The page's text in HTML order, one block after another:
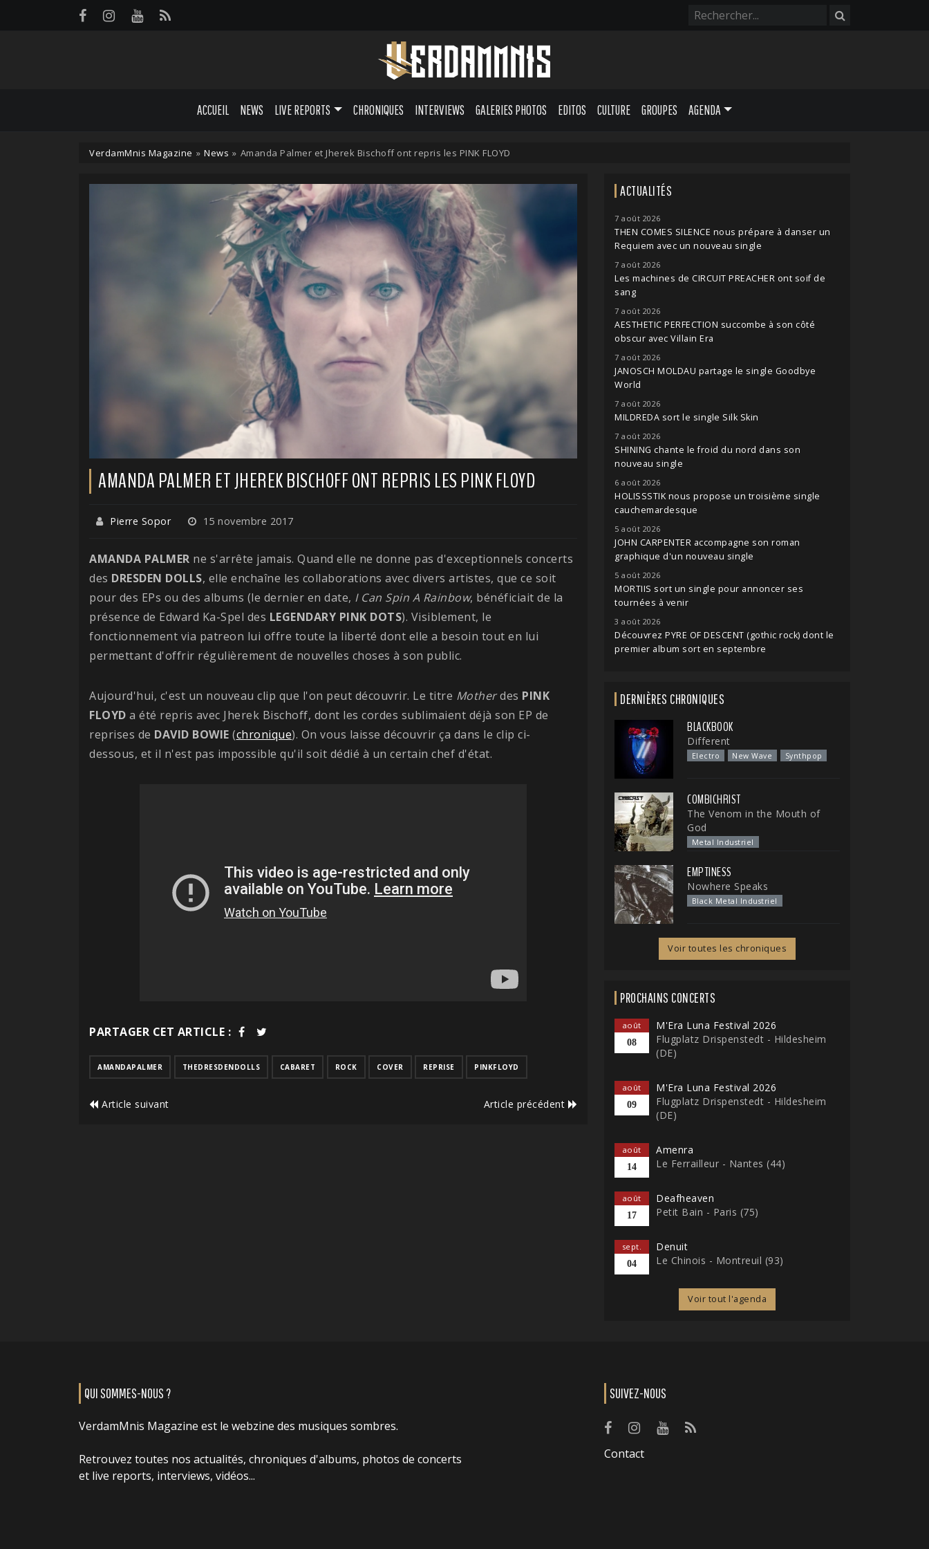
ACCUEIL NEWS LIVE REPORTS CHRONIQUES INTERVIEWS GALERIES PHOTOS EDITOS CULTURE GROUPES AGENDA
VerdamMnis Magazine » News » Amanda Palmer et Jherek Bischoff ont repris les PINK FLOYD
AMANDA PALMER ET JHEREK BISCHOFF ONT REPRIS LES PINK FLOYD
Pierre Sopor 15 novembre 2017
AMANDA PALMER ne s'arrête jamais. Quand elle ne donne pas d'exceptionnels concerts
des DRESDEN DOLLS, elle enchaîne les collaborations avec divers artistes, que ce soit
pour des EPs ou des albums (le dernier en date, I Can Spin A Rainbow, bénéficiait de la
présence de Edward Ka-Spel des LEGENDARY PINK DOTS). Visiblement, le
fonctionnement via patreon lui offre toute la liberté dont elle a besoin tout en lui
permettant d'offrir régulièrement de nouvelles choses à son public.
Aujourd'hui, c'est un nouveau clip que l'on peut découvrir. Le titre Motherdes PINK
FLOYD a été repris avec Jherek Bischoff, dont les cordes sublimaient déjà son EP de
reprises de DAVID BOWIE (chronique). On vous laisse découvrir ça dans le clip ci-
dessous, et il n'est pas impossible qu'il soit dédié à un certain chef d'état.
PARTAGER CET ARTICLE :
AMANDAPALMER THEDRESDENDOLLS CABARET ROCK COVER REPRISE PINKFLOYD
Article suivant Article précédent
ACTUALITÉS
7 août 2026
THEN COMES SILENCE nous prépare à danser un
Requiem avec un nouveau single
7 août 2026
Les machines de CIRCUIT PREACHER ont soif de
sang
7 août 2026
AESTHETIC PERFECTION succombe à son côté
obscur avec Villain Era
7 août 2026
JANOSCH MOLDAU partage le single Goodbye
World
7 août 2026
MILDREDA sort le single Silk Skin
7 août 2026
SHINING chante le froid du nord dans son
nouveau single
6 août 2026
HOLISSSTIK nous propose un troisième single
cauchemardesque
5 août 2026
JOHN CARPENTER accompagne son roman
graphique d'un nouveau single
5 août 2026
MORTIIS sort un single pour annoncer ses
tournées à venir
3 août 2026
Découvrez PYRE OF DESCENT (gothic rock) dont le
premier album sort en septembre
DERNIÈRES CHRONIQUES
BLACKBOOK
Different
Electro New Wave Synthpop
COMBICHRIST
The Venom in the Mouth of
God
Metal Industriel
EMPTINESS
Nowhere Speaks
Black Metal Industriel
Voir toutes les chroniques
PROCHAINS CONCERTS
août
08
M'Era Luna Festival 2026
Flugplatz Drispenstedt - Hildesheim
(DE)
août
09
M'Era Luna Festival 2026
Flugplatz Drispenstedt - Hildesheim
(DE)
août
14
Amenra
Le Ferrailleur - Nantes (44)
août
17
Deafheaven
Petit Bain - Paris (75)
sept.
04
Denuit
Le Chinois - Montreuil (93)
Voir tout l'agenda
QUI SOMMES-NOUS ?
VerdamMnis Magazine est le webzine des musiques sombres.
Retrouvez toutes nos actualités, chroniques d'albums, photos de concerts
et live reports, interviews, vidéos...
SUIVEZ-NOUS
Contact
Panneau de gestion des cookies